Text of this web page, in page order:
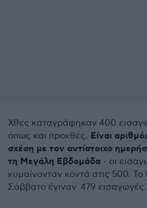
Χθες καταγράφηκαν 400
όπως και προχθές. Είναι
σχέση με τον αντίστοιχο
τη Μεγάλη Εβδομάδα - οι
κυμαίνονταν κοντά στις 500.
Σάββατο έγιναν 479 εισαγωγές.